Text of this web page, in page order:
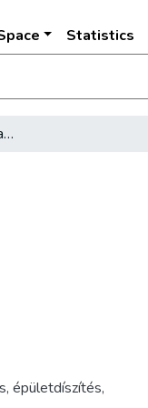
Statistics
[Az Egyetemi templom kapuja]
, épületdíszítés,